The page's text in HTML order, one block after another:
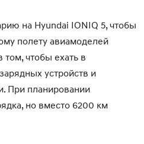
на Hyundai IONIQ 5, чтобы
полету авиамоделей
чтобы ехать в
устройств и
При планировании
но вместо 6200 км